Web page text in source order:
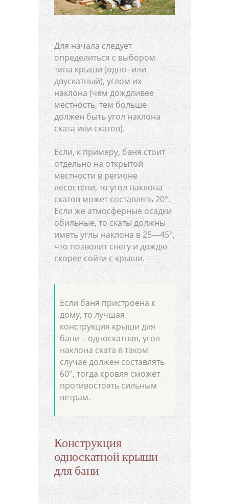
Для начала следует
определиться с выбором
типа крыши (одно- или
двускатный), углом их
наклона (чем дождливее
местность, тем больше
должен быть угол наклона
ската или скатов).
Если, к примеру, баня стоит
отдельно на открытой
местности в регионе
лесостепи, то угол наклона
скатов может составлять 20°.
Если же атмосферные осадки
обильные, то скаты должны
иметь углы наклона в 25—45°,
что позволит снегу и дождю
скорее сойти с крыши.
Если баня пристроена к
дому, то лучшая
конструкция крыши для
бани – односкатная, угол
наклона ската в таком
случае должен составлять
60°, тогда кровля сможет
противостоять сильным
ветрам.
Конструкция
односкатной крыши
для бани